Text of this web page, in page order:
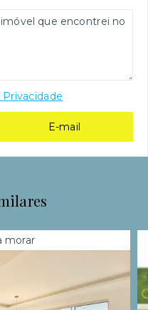
E-mail
morar